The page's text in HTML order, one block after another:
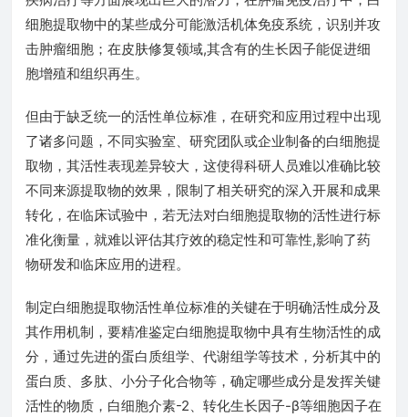
细胞提取物中的某些成分可能激活机体免疫系统，识别并攻
击肿瘤细胞；在皮肤修复领域,其含有的生长因子能促进细
胞增殖和组织再生。
但由于缺乏统一的活性单位标准，在研究和应用过程中出现
了诸多问题，不同实验室、研究团队或企业制备的白细胞提
取物，其活性表现差异较大，这使得科研人员难以准确比较
不同来源提取物的效果，限制了相关研究的深入开展和成果
转化，在临床试验中，若无法对白细胞提取物的活性进行标
准化衡量，就难以评估其疗效的稳定性和可靠性,影响了药
物研发和临床应用的进程。
制定白细胞提取物活性单位标准的关键在于明确活性成分及
其作用机制，要精准鉴定白细胞提取物中具有生物活性的成
分，通过先进的蛋白质组学、代谢组学等技术，分析其中的
蛋白质、多肽、小分子化合物等，确定哪些成分是发挥关键
活性的物质，白细胞介素-2、转化生长因子-β等细胞因子在